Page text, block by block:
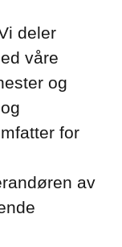
deler
våre
og
for
av